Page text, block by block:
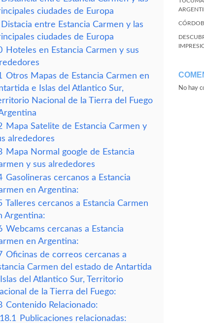
ciudades de Europa
Distacia entre Estancia Carmen y las
ciudades de Europa
Hoteles en Estancia Carmen y sus
Otros Mapas de Estancia Carmen en
e Islas del Atlantico Sur,
Nacional de la Tierra del Fuego
Mapa Satelite de Estancia Carmen y
alrededores
Mapa Normal google de Estancia
y sus alrededores
Gasolineras cercanos a Estancia
en Argentina:
Talleres cercanos a Estancia Carmen
Argentina:
Webcams cercanas a Estancia
en Argentina:
Oficinas de correos cercanas a
Carmen del estado de Antartida
del Atlantico Sur, Territorio
de la Tierra del Fuego:
Contenido Relacionado:
18.1
Publicaciones relacionadas:
No hay